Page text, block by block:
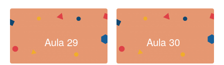
Aula 29 Aula 30